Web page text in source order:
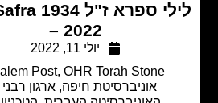
לילי ספרא ז"ל Lily Safra 1934
– 2022
Jerusalem Post,OHR Torah Stone
אוניברסיטת חיפה,ארגון רבני צהר,